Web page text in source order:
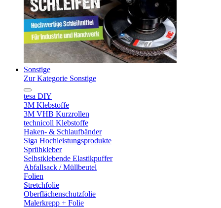
Sonstige
Zur Kategorie Sonstige
tesa DIY
3M Klebstoffe
3M VHB Kurzrollen
technicoll Klebstoffe
Haken- & Schlaufbänder
Siga Hochleistungsprodukte
Sprühkleber
Selbstklebende Elastikpuffer
Abfallsack / Müllbeutel
Folien
Stretchfolie
Oberflächenschutzfolie
Malerkrepp + Folie